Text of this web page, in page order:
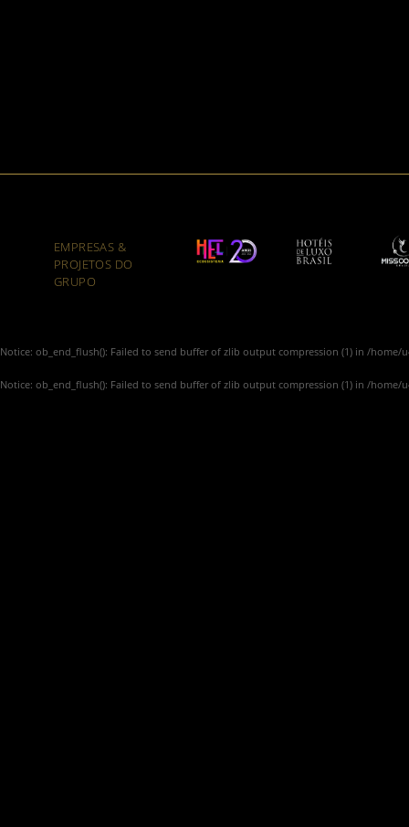
EMPRESAS &
PROJETOS DO
GRUPO
Notice: ob_end_flush(): Failed to send buffer of zlib output compression (1) in /home/
Notice: ob_end_flush(): Failed to send buffer of zlib output compression (1) in /home/